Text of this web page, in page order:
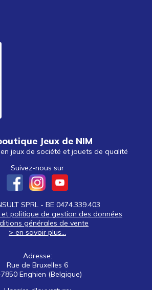
Jeux de NIM
jeux de société et jouets de qualité
Suivez-nous sur
SPRL - BE 0474.339.403
politique de gestion des données
générales de vente
> en savoir plus...
Adresse:
Rue de Bruxelles 6
Enghien (Belgique)